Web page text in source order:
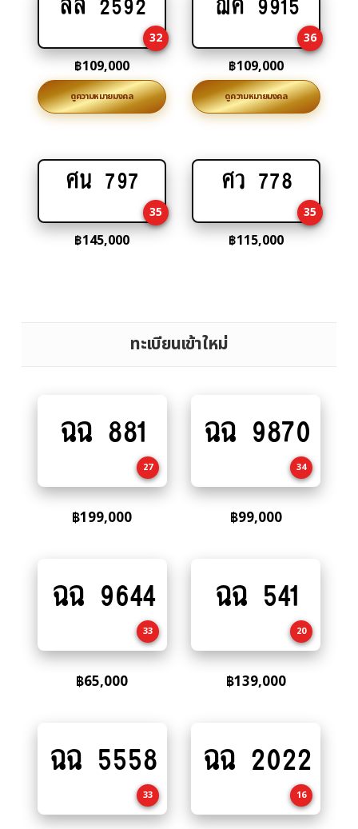
Add
cart
32
฿109,000
ดูความหมายมงคล
Add
cart
36
฿109,000
ดูความหมายมงคล
Add
cart
ศน 797
35
฿145,000
Add
cart
ศว 778
35
฿115,000
ทะเบียนเข้าใหม่
to
ฉฉ 881
27
฿199,000
to
ฉฉ 9870
34
฿99,000
to
ฉฉ 9644
33
฿65,000
to
ฉฉ 541
20
฿139,000
to
ฉฉ 5558
33
to
ฉฉ 2022
16